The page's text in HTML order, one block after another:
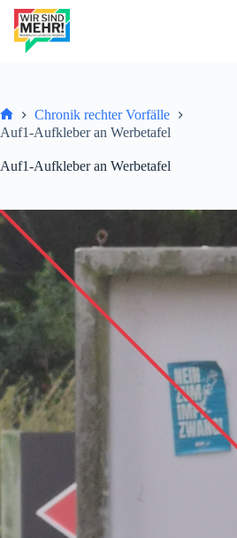
Zum
Inhalt
springen
Start
Chronik rechter Vorfälle
Auf1-Aufkleber an Werbetafel
Auf1-Aufkleber an Werbetafel